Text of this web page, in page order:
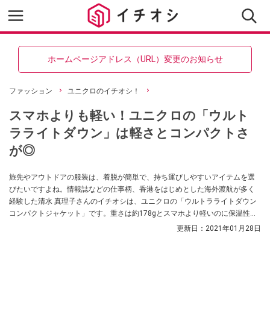
ホームページアドレス（URL）変更のお知らせ
ファッション ユニクロのイチオシ！
スマホよりも軽い！ユニクロの「ウルト
ラライトダウン」は軽さとコンパクトさ
が◎
旅先やアウトドアの服装は、着脱が簡単で、持ち運びしやすいアイテムを選
びたいですよね。情報誌などの仕事柄、香港をはじめとした海外渡航が多く
経験した清水 真理子さんのイチオシは、ユニクロの「ウルトラライトダウン
コンパクトジャケット」です。重さは約178gとスマホより軽いのに保温性に
優れていて、タウンユースからアウトドアまで幅広いシーンで使えるんだと
更新日： 2021年01月28日